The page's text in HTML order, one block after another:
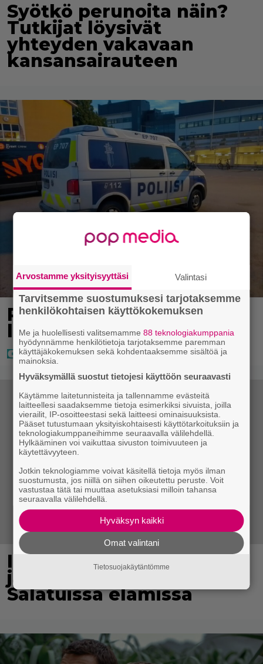
Syötkö perunoita näin?
Tutkijat löysivät
yhteyden vakavaan
kansansairauteen
Poliisi teki surullisen
löydön Lohjalla
IL: Teemu Lehtilälle
jälleen uusi rooli
Salatuissa elämissä
Arvostamme yksityisyyttäsi Valintasi
Tarvitsemme suostumuksesi tarjotaksemme
henkilökohtaisen käyttökokemuksen
Me ja huolellisesti valitsemamme88 teknologiakumppania
hyödynnämme henkilötietoja tarjotaksemme paremman
käyttäjäkokemuksen sekä kohdentaaksemme sisältöä ja
mainoksia.
Hyväksymällä suostut tietojesi käyttöön seuraavasti
Käytämme laitetunnisteita ja tallennamme evästeitä
laitteellesi saadaksemme tietoja esimerkiksi sivuista, joilla
vierailit, IP-osoitteestasi sekä laitteesi ominaisuuksista.
Pääset tutustumaan yksityiskohtaisesti käyttötarkoituksiin ja
teknologiakumppaneihimme seuraavalla välilehdellä.
Hylkääminen voi vaikuttaa sivuston toimivuuteen ja
käytettävyyteen.
Jotkin teknologiamme voivat käsitellä tietoja myös ilman
suostumusta, jos niillä on siihen oikeutettu peruste. Voit
vastustaa tätä tai muuttaa asetuksiasi milloin tahansa
seuraavalla välilehdellä.
Hyväksyn kaikki
Omat valintani
Tietosuojakäytäntömme